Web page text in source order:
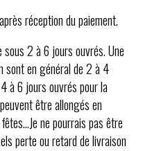
réception du paiement.
sous 2 à 6 jours ouvrés. Une
sont en général de 2 à 4
à 6 jours ouvrés pour la
être allongés en
ne pourrais pas être
perte ou retard de livraison